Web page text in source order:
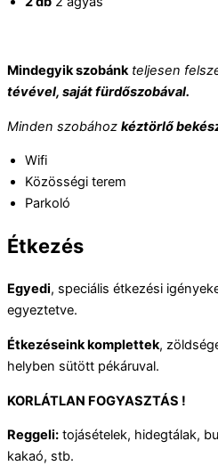
Mindegyik szobánkteljesen
tévével, saját fürdőszobával.
Minden szobához kéztörlő
Wifi
Közösségi terem
Parkoló
Étkezés
Egyedi, speciális étkezési
egyeztetve.
Étkezéseink komplettek,
helyben sütött pékáruval.
KORLÁTLAN FOGYASZTÁS !
Reggeli: tojásételek, hidegtálak,
kakaó, stb.